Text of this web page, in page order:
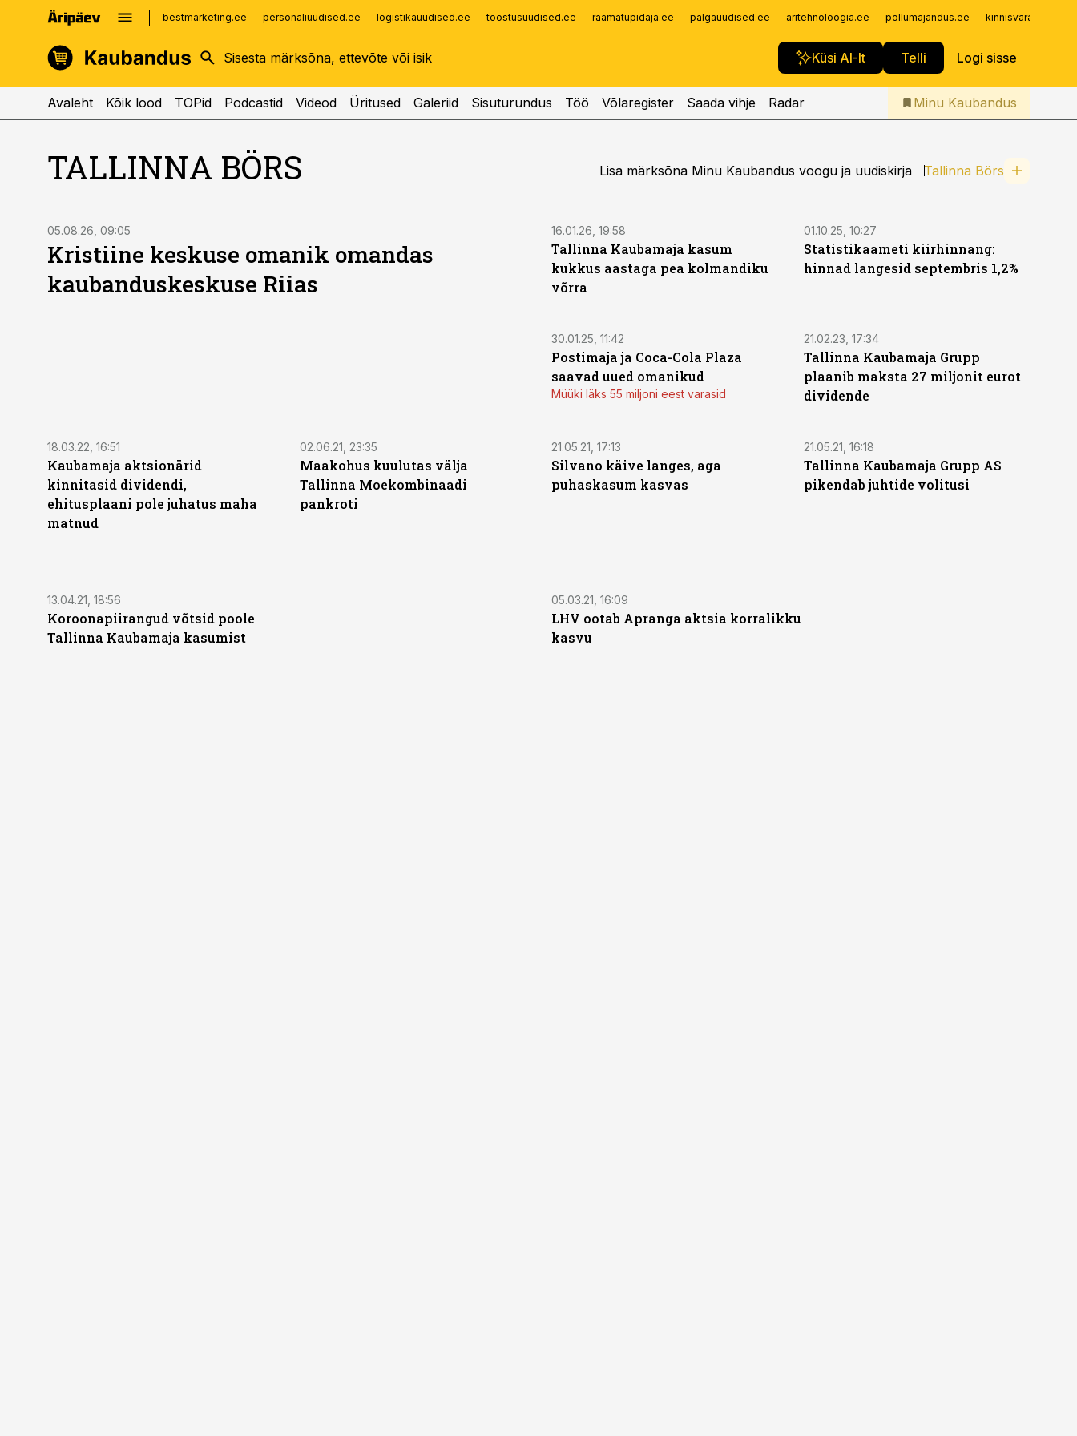
bestmarketing.ee personaliuudised.ee logistikauudised.ee toostusuudised.ee raamatupidaja.ee palgauudised.ee aritehnoloogia.ee pollumajandus.ee
Küsi AI-lt Telli Logi sisse
kinnisvarauudised.ee
logistikauudised.ee
imelineajalugu.ee
Infopank
Iseteenindus
Telli Kaubandus
Avaleht Kõik lood TOPid Podcastid Videod Üritused Galeriid Sisuturundus Töö Võlaregister Saada vihje Radar Minu Kaubandus
TALLINNA BÖRS Lisa märksõna Minu Kaubandus voogu ja uudiskirja Tallinna Börs
05.08.26, 09:05
Kristiine keskuse omanik omandas
kaubanduskeskuse Riias
16.01.26, 19:58
Tallinna Kaubamaja kasum
kukkus aastaga pea kolmandiku
võrra
01.10.25, 10:27
Statistikaameti kiirhinnang:
hinnad langesid septembris 1,2%
30.01.25, 11:42
Postimaja ja Coca-Cola Plaza
saavad uued omanikud
Müüki läks 55 miljoni eest varasid
21.02.23, 17:34
Tallinna Kaubamaja Grupp
plaanib maksta 27 miljonit eurot
dividende
18.03.22, 16:51
Kaubamaja aktsionärid
kinnitasid dividendi,
ehitusplaani pole juhatus maha
matnud
02.06.21, 23:35
Maakohus kuulutas välja
Tallinna Moekombinaadi
pankroti
21.05.21, 17:13
Silvano käive langes, aga
puhaskasum kasvas
21.05.21, 16:18
Tallinna Kaubamaja Grupp AS
pikendab juhtide volitusi
13.04.21, 18:56
Koroonapiirangud võtsid poole
Tallinna Kaubamaja kasumist
05.03.21, 16:09
LHV ootab Apranga aktsia korralikku
kasvu